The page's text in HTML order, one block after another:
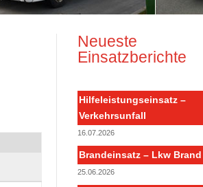
Neueste
Einsatzberichte
Hilfeleistungseinsatz –
Verkehrsunfall
16.07.2026
Brandeinsatz – Lkw Brand
25.06.2026